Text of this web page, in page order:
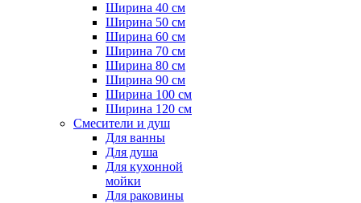
Ширина 40 см
Ширина 50 см
Ширина 60 см
Ширина 70 см
Ширина 80 см
Ширина 90 см
Ширина 100 см
Ширина 120 см
Смесители и душ
Для ванны
Для душа
Для кухонной
мойки
Для раковины